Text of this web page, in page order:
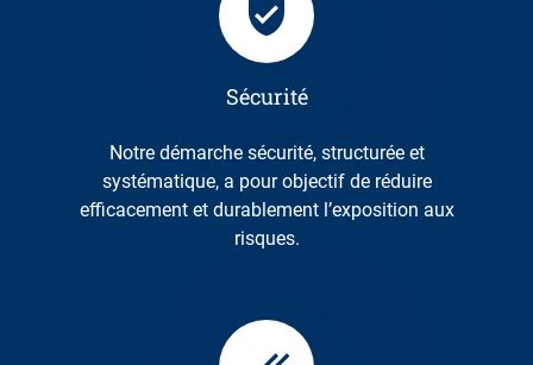
Sécurité
Notre démarche sécurité, structurée et
systématique, a pour objectif de réduire
efficacement et durablement l’exposition aux
risques.